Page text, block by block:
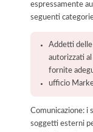
espressamente
seguenti
Addetti
autorizzati
fornite
ufficio
Comunicazione: i
soggetti esterni